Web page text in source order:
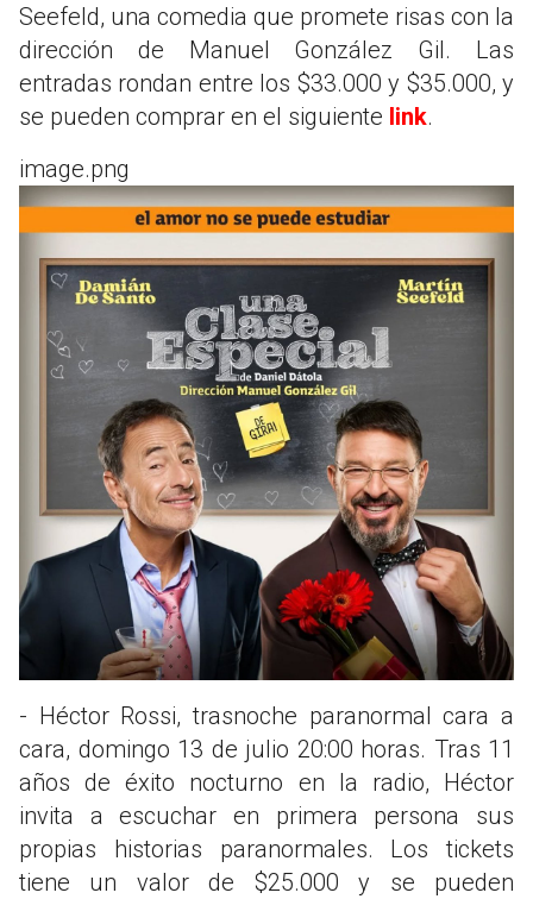
Seefeld, una comedia que promete risas con la
dirección de Manuel González Gil. Las
entradas rondan entre los $33.000 y $35.000, y
se pueden comprar en el siguiente link.
image.png
- Héctor Rossi, trasnoche paranormal cara a
cara, domingo 13 de julio 20:00 horas. Tras 11
años de éxito nocturno en la radio, Héctor
invita a escuchar en primera persona sus
propias historias paranormales. Los tickets
tiene un valor de $25.000 y se pueden